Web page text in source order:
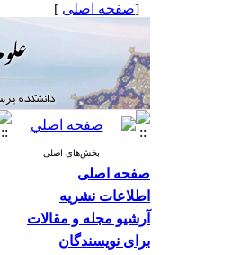
[صفحه اصلی ]
بخش‌های اصلی
صفحه اصلی
اطلاعات نشریه
آرشیو مجله و مقالات
برای نویسندگان